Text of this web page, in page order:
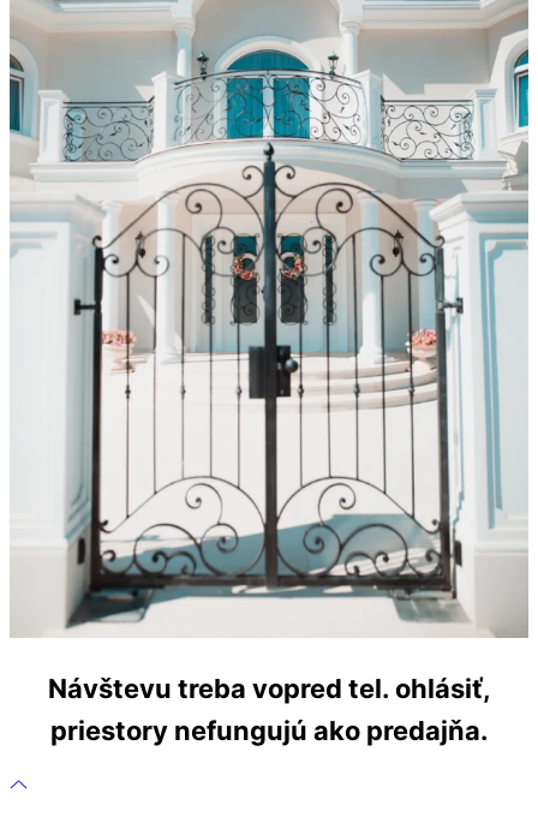
Návštevu treba vopred tel. ohlásiť,
priestory nefungujú ako predajňa.